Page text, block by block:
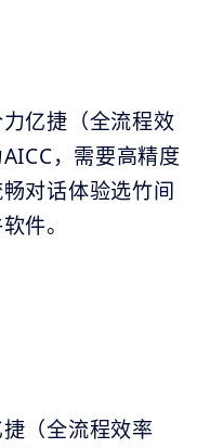
亿捷（全流程效
，需要高精度
对话体验选竹间
件。
（全流程效率